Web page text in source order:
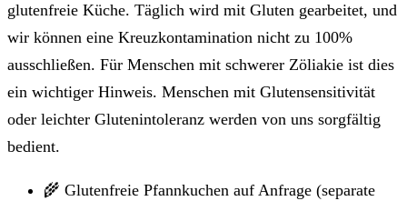
glutenfreie Küche. Täglich wird mit Gluten gearbeitet, und
wir können eine Kreuzkontamination nicht zu 100%
ausschließen. Für Menschen mit schwerer Zöliakie ist dies
ein wichtiger Hinweis. Menschen mit Glutensensitivität
oder leichter Glutenintoleranz werden von uns sorgfältig
bedient.
🌾 Glutenfreie Pfannkuchen auf Anfrage (separate